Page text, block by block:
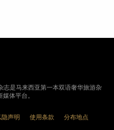
是马来西亚第一本双语奢华旅游杂
体平台。
隐声明 使用条款 分布地点